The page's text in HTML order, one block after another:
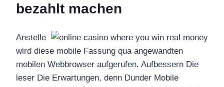
bezahlt machen
Anstelle
wird diese mobile Fassung qua angewandten
mobilen Webbrowser aufgerufen. Aufbessern Die
leser Die Erwartungen, denn Dunder Mobile